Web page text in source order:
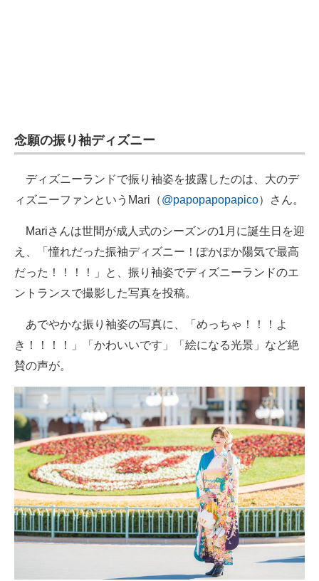
企業向けIT製品の総合サイト
製造業のIT導入・活用を支援
モノづくり技術者専門サイト
エレクトロニクス専門サイト
電子設計の基本と応用
エネルギーの専門メディア
建設×テクノロジーの最前線
念願の振り袖ディズニー
ディズニーランドで振り袖姿を披露したのは、大のデ
ィズニーファンというMari（@papopapopapico）さん。
Mariさんは世間が成人式のシーズンの1月に誕生日を迎
え、「憧れだった振袖ディズニー！ぽかぽか陽気で最高
だった！！！！」と、振り袖姿でディズニーランドのエ
ントランスで撮影した写真を投稿。
あでやかな振り袖姿の写真に、「めっちゃ！！！よ
き！！！！」「かわいいです」「絵になる光景」など絶
賛の声が。